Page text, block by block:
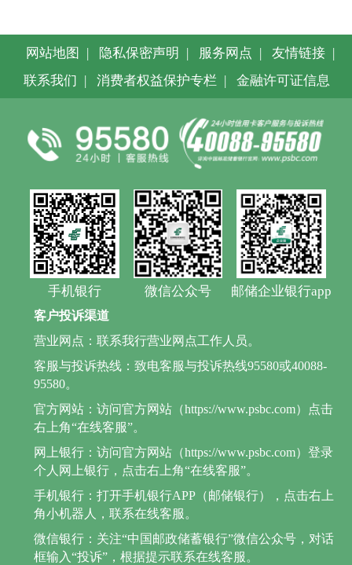
网站地图 | 隐私保密声明 | 服务网点 | 友情链接 |
联系我们 | 消费者权益保护专栏 | 金融许可证信息
手机银行 微信公众号 邮储企业银行app
客户投诉渠道
营业网点：联系我行营业网点工作人员。
客服与投诉热线：致电客服与投诉热线95580或40088-
95580。
官方网站：访问官方网站（https://www.psbc.com）点击
右上角“在线客服”。
网上银行：访问官方网站（https://www.psbc.com）登录
个人网上银行，点击右上角“在线客服”。
手机银行：打开手机银行APP（邮储银行），点击右上
角小机器人，联系在线客服。
微信银行：关注“中国邮政储蓄银行”微信公众号，对话
框输入“投诉”，根据提示联系在线客服。